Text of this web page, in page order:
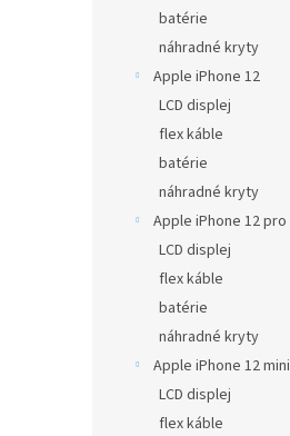
batérie
náhradné kryty
Apple iPhone 12
LCD displej
flex káble
batérie
náhradné kryty
Apple iPhone 12 pro
LCD displej
flex káble
batérie
náhradné kryty
Apple iPhone 12 mini
LCD displej
flex káble